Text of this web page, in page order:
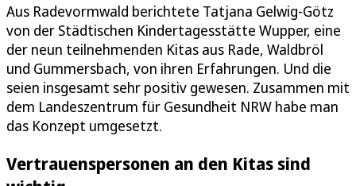
Aus Radevormwald berichtete Tatjana Gelwig-Götz
von der Städtischen Kindertagesstätte Wupper, eine
der neun teilnehmenden Kitas aus Rade, Waldbröl
und Gummersbach, von ihren Erfahrungen. Und die
seien insgesamt sehr positiv gewesen. Zusammen mit
dem Landeszentrum für Gesundheit NRW habe man
das Konzept umgesetzt.
Vertrauenspersonen an den Kitas sind